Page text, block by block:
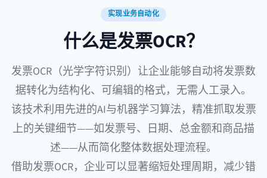
实现业务自动化
什么是发票OCR？
发票OCR（光学字符识别）让企业能够自动将发票数
据转化为结构化、可编辑的格式，无需人工录入。
该技术利用先进的AI与机器学习算法，精准抓取发票
上的关键细节——如发票号、日期、总金额和商品描
述——从而简化整体数据处理流程。
借助发票OCR，企业可以显著缩短处理周期，减少错